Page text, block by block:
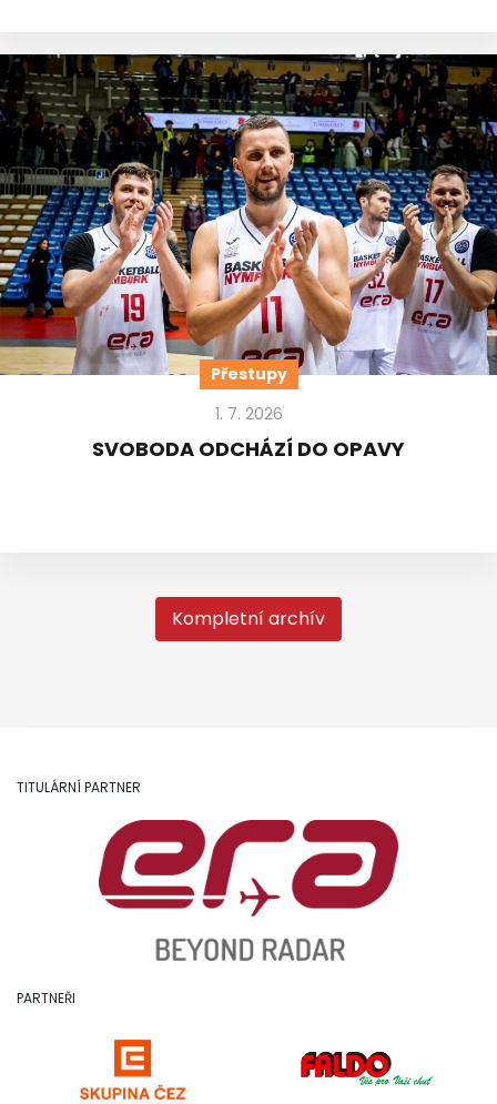
Přestupy
1. 7. 2026
SVOBODA ODCHÁZÍ DO OPAVY
Kompletní archív
TITULÁRNÍ PARTNER
PARTNEŘI